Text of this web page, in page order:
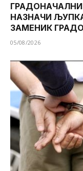
НАЗНАЧИ
ЗАМЕНИК
05/08/2026